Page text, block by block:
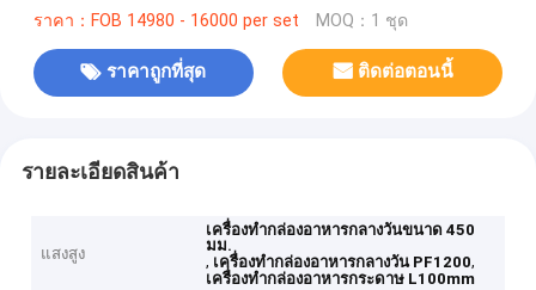
ราคา：FOB 14980 - 16000 per set MOQ：1 ชุด
ราคาถูกที่สุด ติดต่อตอนนี้
รายละเอียดสินค้า
แสงสูง
เครื่องทำกล่องอาหารกลางวันขนาด 450
มม.
, เครื่องทำกล่องอาหารกลางวัน PF1200,
เครื่องทำกล่องอาหารกระดาษ L100mm